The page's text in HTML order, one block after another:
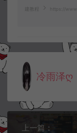
建教程 https://
冷雨泽ღ
上一篇：